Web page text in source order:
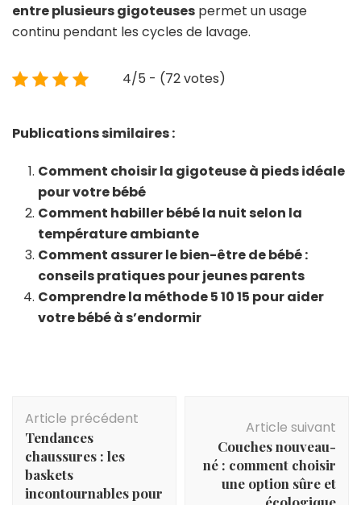
entre plusieurs gigoteuses permet un usage
continu pendant les cycles de lavage.
4/5 - (72 votes)
Publications similaires :
Comment choisir la gigoteuse à pieds idéale
pour votre bébé
Comment habiller bébé la nuit selon la
température ambiante
Comment assurer le bien-être de bébé :
conseils pratiques pour jeunes parents
Comprendre la méthode 5 10 15 pour aider
votre bébé à s’endormir
d'article
Article précédent
Tendances
chaussures : les
baskets
incontournables pour
Article suivant
Couches nouveau-
né : comment choisir
une option sûre et
écologique